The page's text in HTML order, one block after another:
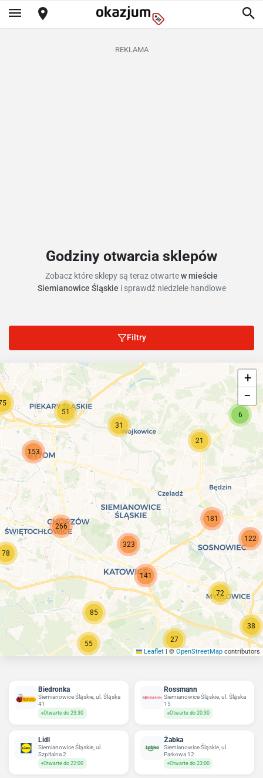
REKLAMA
Godziny otwarcia sklepów
Zobacz które sklepy są teraz otwartew mieście
Siemianowice Śląskie i sprawdź niedziele handlowe
Filtry
31
85
21
51 6
27
11
323
141
181
266
72
122
153
55
78
38
+
−
Leaflet | © OpenStreetMap contributors
Biedronka
Siemianowice Śląskie, ul. Śląska
41
Otwarte do 23:30
Rossmann
Siemianowice Śląskie, ul. Śląska
15
Otwarte do 20:30
Lidl
Siemianowice Śląskie, ul.
Szpitalna 2
Otwarte do 22:00
Żabka
Siemianowice Śląskie, ul.
Parkowa 12
Otwarte do 23:00